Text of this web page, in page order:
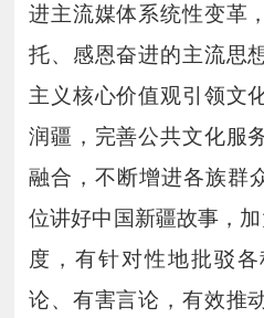
进主流媒体系统性变革
托、感恩奋进的主流思
主义核心价值观引领文
润疆，完善公共文化服
融合，不断增进各族群
位讲好中国新疆故事，加
度，有针对性地批驳
论、有害言论，有效推